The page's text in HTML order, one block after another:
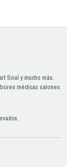
Soul y mucho más.
médicas salones